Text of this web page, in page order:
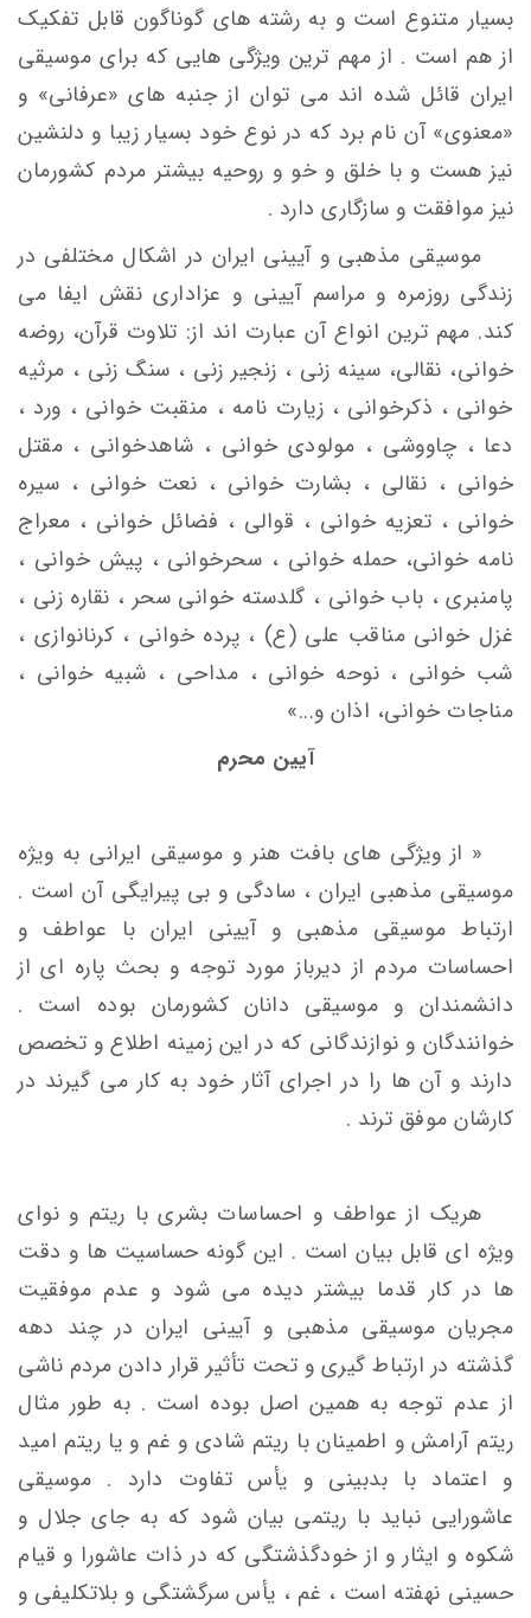
بسیار متنوع است و به رشته های گوناگون قابل تفکیک
از هم است . از مهم ترین ویژگی هایی که برای موسیقی
ایران قائل شده اند می توان از جنبه های «عرفانی» و
«معنوی» آن نام برد که در نوع خود بسیار زیبا و دلنشین
نیز هست و با خلق و خو و روحیه بیشتر مردم کشورمان
نیز موافقت و سازگاری دارد .
موسیقی مذهبی و آیینی ایران در اشکال مختلفی در
زندگی روزمره و مراسم آیینی و عزاداری نقش ایفا می
کند. مهم ترین انواع آن عبارت اند از: تلاوت قرآن، روضه
خوانی، نقالی، سینه زنی ، زنجیر زنی ، سنگ زنی ، مرثیه
خوانی ، ذکرخوانی ، زیارت نامه ، منقبت خوانی ، ورد ،
دعا ، چاووشی ، مولودی خوانی ، شاهدخوانی ، مقتل
خوانی ، نقالی ، بشارت خوانی ، نعت خوانی ، سیره
خوانی ، تعزیه خوانی ، قوالی ، فضائل خوانی ، معراج
نامه خوانی، حمله خوانی ، سحرخوانی ، پیش خوانی ،
پامنبری ، باب خوانی ، گلدسته خوانی سحر ، نقاره زنی ،
غزل خوانی مناقب علی (ع) ، پرده خوانی ، کرنانوازی ،
شب خوانی ، نوحه خوانی ، مداحی ، شبیه خوانی ،
مناجات خوانی، اذان و...»
آیین محرم
« از ویژگی های بافت هنر و موسیقی ایرانی به ویژه
موسیقی مذهبی ایران ، سادگی و بی پیرایگی آن است .
ارتباط موسیقی مذهبی و آیینی ایران با عواطف و
احساسات مردم از دیرباز مورد توجه و بحث پاره ای از
دانشمندان و موسیقی دانان کشورمان بوده است .
خوانندگان و نوازندگانی که در این زمینه اطلاع و تخصص
دارند و آن ها را در اجرای آثار خود به کار می گیرند در
کارشان موفق ترند .
هریک از عواطف و احساسات بشری با ریتم و نوای
ویژه ای قابل بیان است . این گونه حساسیت ها و دقت
ها در کار قدما بیشتر دیده می شود و عدم موفقیت
مجریان موسیقی مذهبی و آیینی ایران در چند دهه
گذشته در ارتباط گیری و تحت تأثیر قرار دادن مردم ناشی
از عدم توجه به همین اصل بوده است . به طور مثال
ریتم آرامش و اطمینان با ریتم شادی و غم و یا ریتم امید
و اعتماد با بدبینی و یأس تفاوت دارد . موسیقی
عاشورایی نباید با ریتمی بیان شود که به جای جلال و
شکوه و ایثار و از خودگذشتگی که در ذات عاشورا و قیام
حسینی نهفته است ، غم ، یأس سرگشتگی و بلاتکلیفی و